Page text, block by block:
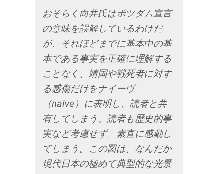
おそらく向井氏はポツダム宣言
の意味を誤解しているわけだ
が、それほどまでに基本中の基
本である事実を正確に理解する
ことなく、靖国や戦死者に対す
る感傷だけをナイーヴ
（naive）に表明し、読者と共
有してしまう。読者も歴史的事
実など考慮せず、素直に感動し
てしまう。この図は、なんだか
現代日本の極めて典型的な光景